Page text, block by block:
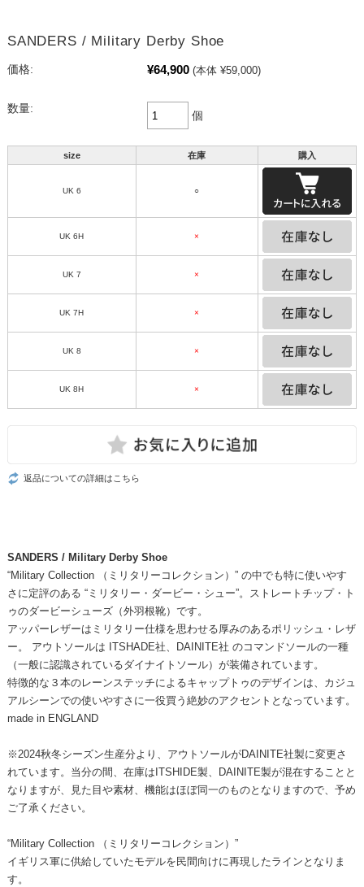
SANDERS / Military Derby Shoe
価格: ¥64,900 (本体 ¥59,000)
数量:
個
size 在庫 購入
UK 6 ○
UK 6H ×
UK 7 ×
UK 7H ×
UK 8 ×
UK 8H ×
返品についての詳細はこちら
SANDERS / Military Derby Shoe
“Military Collection （ミリタリーコレクション）” の中でも特に使いやす
さに定評のある “ミリタリー・ダービー・シュー”。ストレートチップ・ト
ゥのダービーシューズ（外羽根靴）です。
アッパーレザーはミリタリー仕様を思わせる厚みのあるポリッシュ・レザ
ー。 アウトソールは ITSHADE社、DAINITE社 のコマンドソールの一種
（一般に認識されているダイナイトソール）が装備されています。
特徴的な３本のレーンステッチによるキャップトゥのデザインは、カジュ
アルシーンでの使いやすさに一役買う絶妙のアクセントとなっています。
made in ENGLAND
※2024秋冬シーズン生産分より、アウトソールがDAINITE社製に変更さ
れています。当分の間、在庫はITSHIDE製、DAINITE製が混在することと
なりますが、見た目や素材、機能はほぼ同一のものとなりますので、予め
ご了承ください。
“Military Collection （ミリタリーコレクション）”
イギリス軍に供給していたモデルを民間向けに再現したラインとなりま
す。